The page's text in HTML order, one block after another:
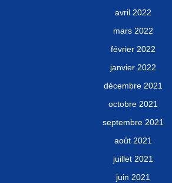
avril 2022
mars 2022
février 2022
janvier 2022
décembre 2021
octobre 2021
septembre 2021
août 2021
juillet 2021
juin 2021